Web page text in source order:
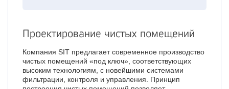
Проектирование чистых помещений
Компания SIT предлагает современное производство
чистых помещений «под ключ», соответствующих
высоким технологиям, с новейшими системами
фильтрации, контроля и управления. Принцип